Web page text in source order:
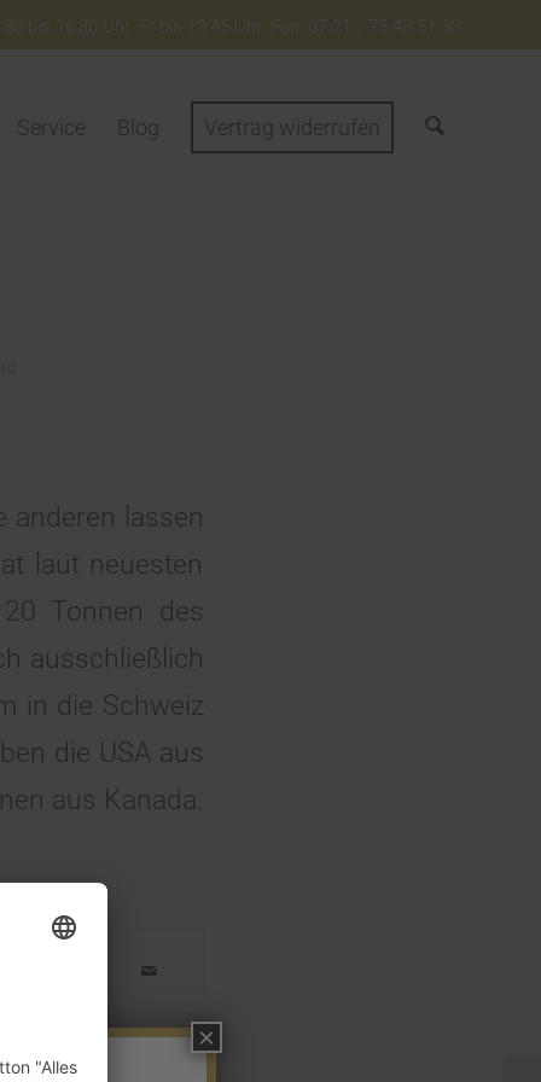
bis 16:30 Uhr. Fr bis 13:45 Uhr. Fon: 07 21 / 75 40 51 30
Service Blog Vertrag widerrufen
anderen lassen
laut neuesten
Tonnen des
ausschließlich
in die Schweiz
die USA aus
aus Kanada.
×